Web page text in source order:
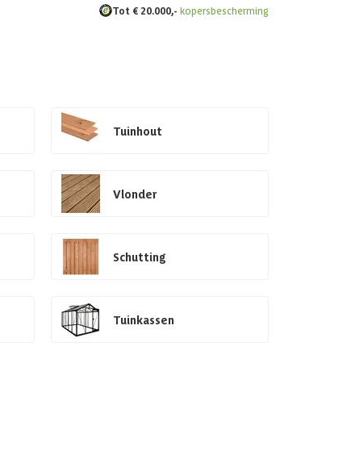
Tot € 20.000,- kopersbescherming
Tuinhout
Vlonder
Schutting
Tuinkassen